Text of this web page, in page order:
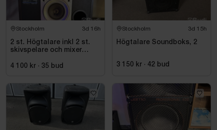
Stockholm 3d 16h
2 st. Högtalare inkl 2 st.
skivspelare och mixer
4 100 kr · 35 bud
Stockholm 3d 15h
Högtalare Soundboks, 2
3 150 kr · 42 bud